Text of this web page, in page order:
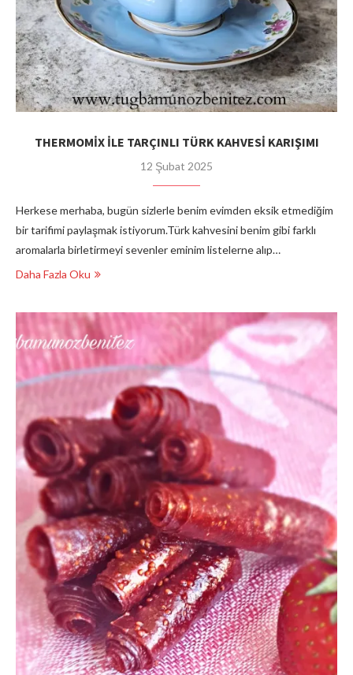
THERMOMİX İLE TARÇINLI TÜRK KAHVESİ KARIŞIMI
12 Şubat 2025
Herkese merhaba, bugün sizlerle benim evimden eksik etmediğim
bir tarifimi paylaşmak istiyorum.Türk kahvesini benim gibi farklı
aromalarla birletirmeyi sevenler eminim listelerne alıp…
Daha Fazla Oku